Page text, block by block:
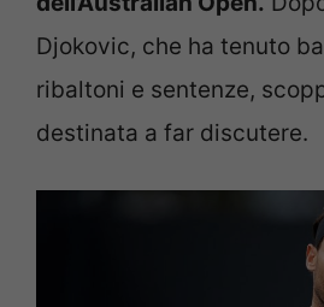
Djokovic, che ha tenuto
ribaltoni e sentenze,
destinata a far discutere.